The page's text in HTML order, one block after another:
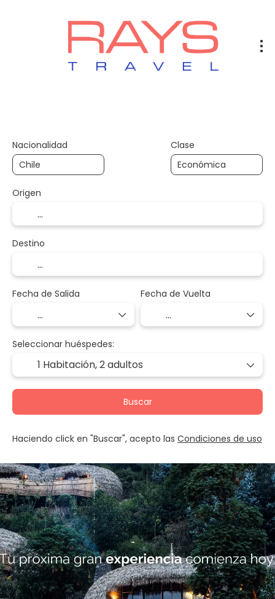
Nacionalidad Clase
Origen
Destino
Fecha de Salida Fecha de Vuelta
Seleccionar huéspedes:
1 Habitación,2 adultos
Buscar
Haciendo click en "Buscar", acepto las Condiciones de uso